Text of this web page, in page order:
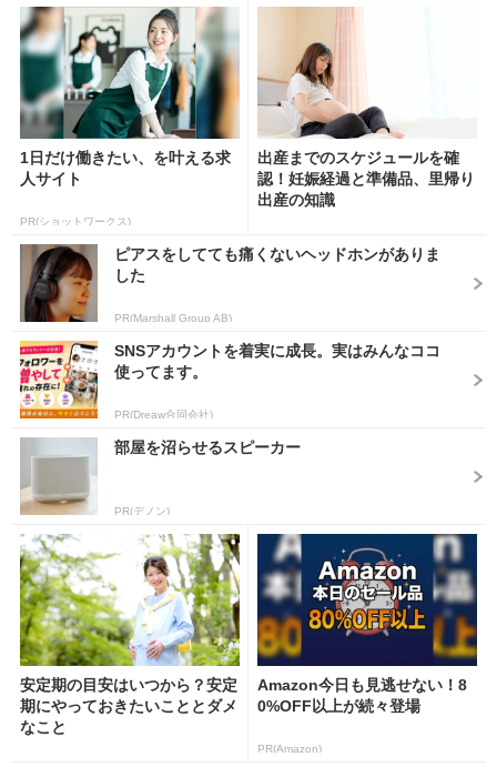
1日だけ働きたい、を叶える求
人サイト
PR(ショットワークス)
出産までのスケジュールを確
認！妊娠経過と準備品、里帰り
出産の知識
ピアスをしてても痛くないヘッドホンがありま
した
PR(Marshall Group AB)
SNSアカウントを着実に成長。実はみんなココ
使ってます。
PR(Dreaw合同会社)
部屋を沼らせるスピーカー
PR(デノン)
安定期の目安はいつから？安定
期にやっておきたいこととダメ
なこと
Amazon今日も見逃せない！8
0%OFF以上が続々登場
PR(Amazon)